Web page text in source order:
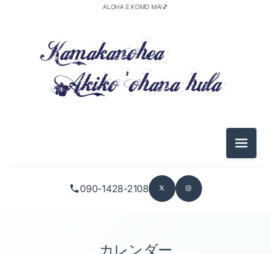
090-1428-2108
ALOHA E KOMO MAI🎵
メニュ
カレンダー